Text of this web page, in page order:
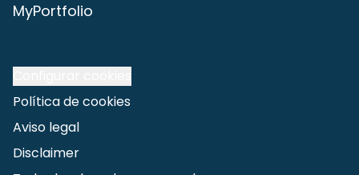
MyPortfolio
Política de cookies
Aviso legal
Disclaimer